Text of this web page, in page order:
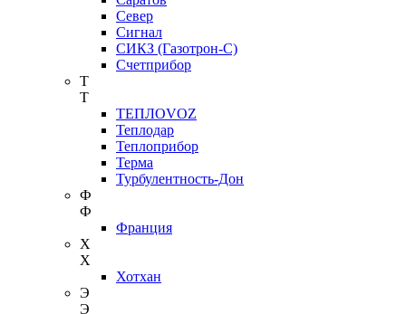
Север
Сигнал
СИКЗ (Газотрон-С)
Счетприбор
Т
Т
ТЕПЛОVOZ
Теплодар
Теплоприбор
Терма
Турбулентность-Дон
Ф
Ф
Франция
Х
Х
Хотхан
Э
Э